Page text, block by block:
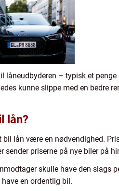
– typisk et
kunne slippe med en bedre
lån?
lån være en nødvendighed.
priserne på nye biler på
skulle have den slags
en ordentlig bil.